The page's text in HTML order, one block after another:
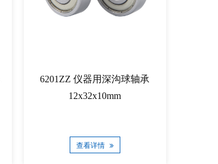
6201ZZ 仪器用深沟球轴承
12x32x10mm
查看详情